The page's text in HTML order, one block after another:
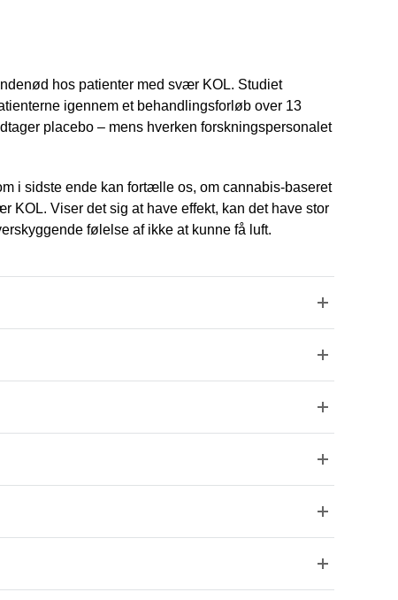
hos patienter med svær KOL. Studiet
igennem et behandlingsforløb over 13
placebo – mens hverken forskningspersonalet
i sidste ende kan fortælle os, om cannabis-baseret
KOL. Viser det sig at have effekt, kan det have stor
følelse af ikke at kunne få luft.